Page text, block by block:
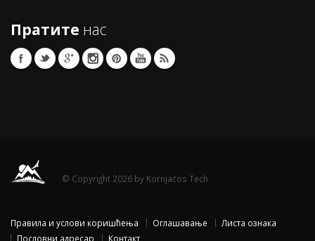
Пратите нас
© Copyright 2026 by Kornjačos Tech
Правила и услови коришћења Оглашавање
Листа ознака
Пословни адресар
Контакт